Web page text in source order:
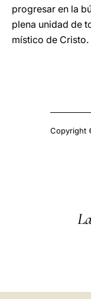
progresar en la
plena unidad de
místico de Cristo.
Copyright